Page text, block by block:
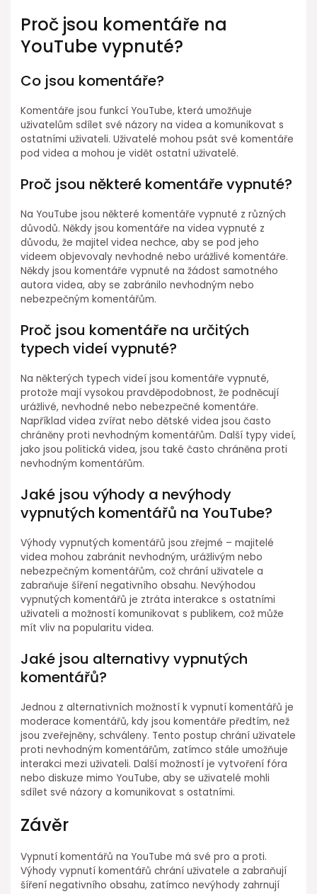
Proč jsou komentáře na
YouTube vypnuté?
Co jsou komentáře?
Komentáře jsou funkcí YouTube, která umožňuje
uživatelům sdílet své názory na videa a komunikovat s
ostatními uživateli. Uživatelé mohou psát své komentáře
pod videa a mohou je vidět ostatní uživatelé.
Proč jsou některé komentáře vypnuté?
Na YouTube jsou některé komentáře vypnuté z různých
důvodů. Někdy jsou komentáře na videa vypnuté z
důvodu, že majitel videa nechce, aby se pod jeho
videem objevovaly nevhodné nebo urážlivé komentáře.
Někdy jsou komentáře vypnuté na žádost samotného
autora videa, aby se zabránilo nevhodným nebo
nebezpečným komentářům.
Proč jsou komentáře na určitých
typech videí vypnuté?
Na některých typech videí jsou komentáře vypnuté,
protože mají vysokou pravděpodobnost, že podněcují
urážlivé, nevhodné nebo nebezpečné komentáře.
Například videa zvířat nebo dětské videa jsou často
chráněny proti nevhodným komentářům. Další typy videí,
jako jsou politická videa, jsou také často chráněna proti
nevhodným komentářům.
Jaké jsou výhody a nevýhody
vypnutých komentářů na YouTube?
Výhody vypnutých komentářů jsou zřejmé – majitelé
videa mohou zabránit nevhodným, urážlivým nebo
nebezpečným komentářům, což chrání uživatele a
zabraňuje šíření negativního obsahu. Nevýhodou
vypnutých komentářů je ztráta interakce s ostatními
uživateli a možností komunikovat s publikem, což může
mít vliv na popularitu videa.
Jaké jsou alternativy vypnutých
komentářů?
Jednou z alternativních možností k vypnutí komentářů je
moderace komentářů, kdy jsou komentáře předtím, než
jsou zveřejněny, schváleny. Tento postup chrání uživatele
proti nevhodným komentářům, zatímco stále umožňuje
interakci mezi uživateli. Další možností je vytvoření fóra
nebo diskuze mimo YouTube, aby se uživatelé mohli
sdílet své názory a komunikovat s ostatními.
Závěr
Vypnutí komentářů na YouTube má své pro a proti.
Výhody vypnutí komentářů chrání uživatele a zabraňují
šíření negativního obsahu, zatímco nevýhody zahrnují